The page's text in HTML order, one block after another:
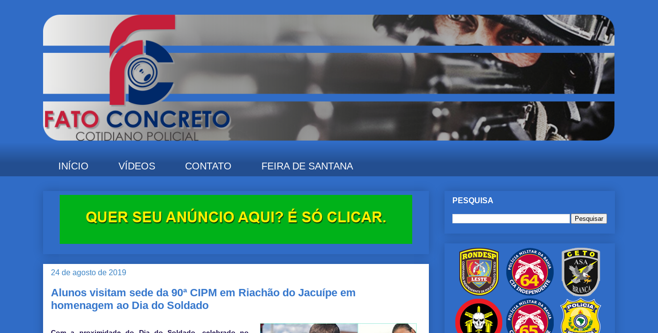
INÍCIO VÍDEOS CONTATO FEIRA DE SANTANA
24 de agosto de 2019
Alunos visitam sede da 90ª CIPM em Riachão do Jacuípe em
homenagem ao Dia do Soldado
PESQUISA